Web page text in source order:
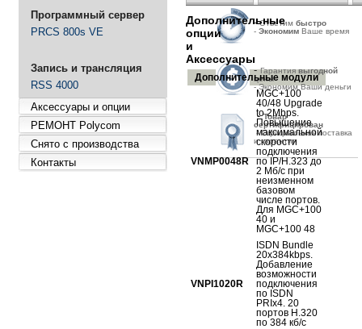
Программный сервер
PRCS 800s VE
Запись и трансляция
RSS 4000
Аксессуары и опции
РЕМОНТ Polycom
Снято с производства
Контакты
-Ответим быстро
- Экономим Ваше время
-Гарантиявыгодной
цены
- Экономим Ваши деньги
-Товар
сертифицирован
- Официальная поставка
и гарантия
Дополнительные
опции
и
Аксессуары
Дополнительные модули
VNMP0048R
MGC+100
40/48 Upgrade
to 2Mbps.
Повышение
максимальной
скорости
подключения
по IP/H.323 до
2 Мб/с при
неизменном
базовом
числе портов.
Для MGC+100
40 и
MGC+100 48
VNPI1020R
ISDN Bundle
20x384kbps.
Добавление
возможности
подключения
по ISDN
PRIх4. 20
портов Н.320
по 384 кб/с